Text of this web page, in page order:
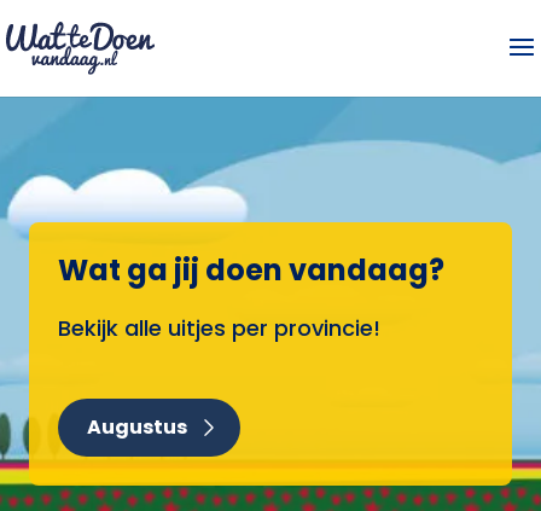
Wat ga jij doen vandaag?
Bekijk alle uitjes per provincie!
Augustus